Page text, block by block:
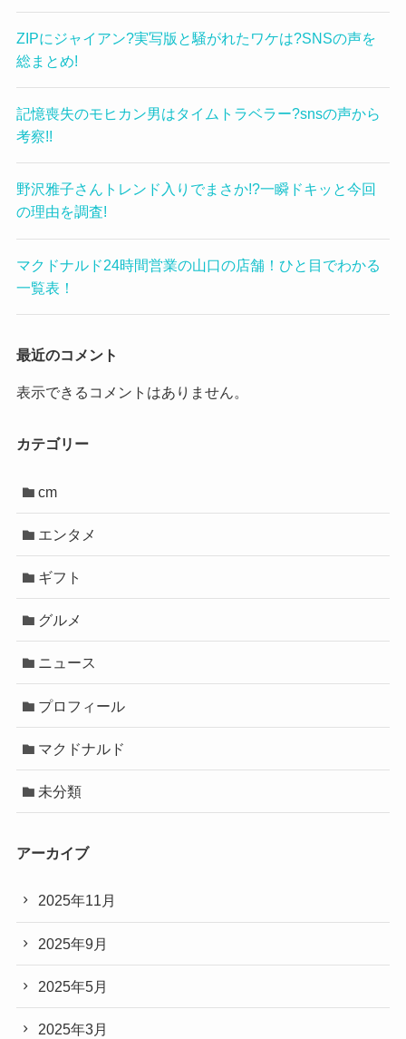
ZIPにジャイアン?実写版と騒がれたワケは?SNSの声を
総まとめ!
記憶喪失のモヒカン男はタイムトラベラー?snsの声から
考察!!
野沢雅子さんトレンド入りでまさか!?一瞬ドキッと今回
の理由を調査!
マクドナルド24時間営業の山口の店舗！ひと目でわかる
一覧表！
最近のコメント
表示できるコメントはありません。
カテゴリー
cm
エンタメ
ギフト
グルメ
ニュース
プロフィール
マクドナルド
未分類
アーカイブ
2025年11月
2025年9月
2025年5月
2025年3月